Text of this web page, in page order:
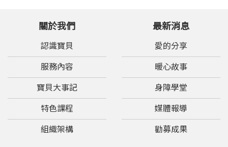
關於我們
認識寶貝
服務內容
寶貝大事記
特色課程
組織架構
最新消息
愛的分享
暖心故事
身障學堂
媒體報導
勸募成果